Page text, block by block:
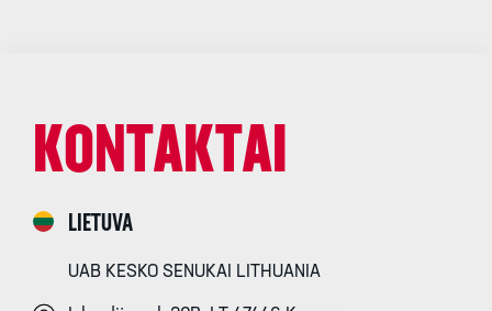
KONTAKTAI
LIETUVA
UAB KESKO SENUKAI LITHUANIA